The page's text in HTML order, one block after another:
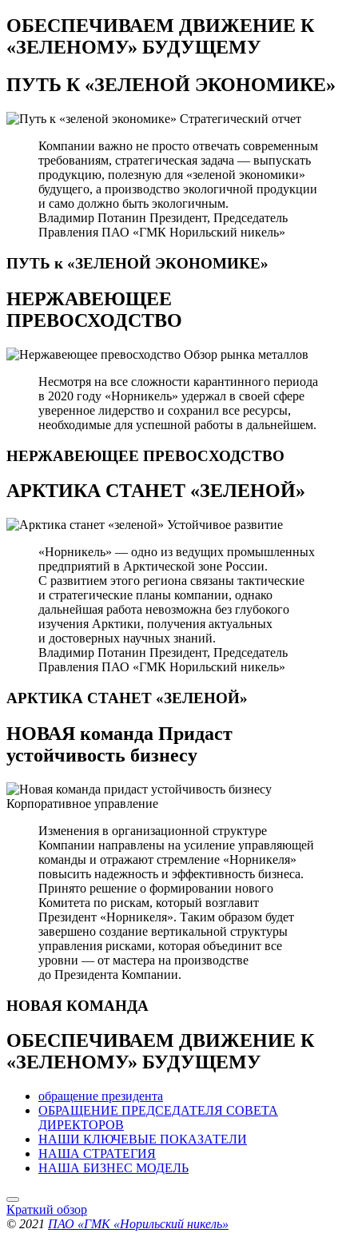
ОБЕСПЕЧИВАЕМ ДВИЖЕНИЕ К
«ЗЕЛЕНОМУ» БУДУЩЕМУ
ПУТЬ К«ЗЕЛЕНОЙ ЭКОНОМИКЕ»
Стратегический отчет
Компании важно не просто отвечать современным
требованиям, стратегическая задача — выпускать
продукцию, полезную для «зеленой экономики»
будущего, а производство экологичной продукции
и само должно быть экологичным.
Владимир Потанин Президент, Председатель
Правления ПАО «ГМК Норильский никель»
ПУТЬ к «ЗЕЛЕНОЙ ЭКОНОМИКЕ»
НЕРЖАВЕЮЩЕЕ
ПРЕВОСХОДСТВО
Обзор рынка металлов
Несмотря на все сложности карантинного периода
в 2020 году «Норникель» удержал в своей сфере
уверенное лидерство и сохранил все ресурсы,
необходимые для успешной работы в дальнейшем.
НЕРЖАВЕЮЩЕЕ ПРЕВОСХОДСТВО
АРКТИКА СТАНЕТ «ЗЕЛЕНОЙ»
Устойчивое развитие
«Норникель» — одно из ведущих промышленных
предприятий в Арктической зоне России.
С развитием этого региона связаны тактические
и стратегические планы компании, однако
дальнейшая работа невозможна без глубокого
изучения Арктики, получения актуальных
и достоверных научных знаний.
Владимир Потанин Президент, Председатель
Правления ПАО «ГМК Норильский никель»
АРКТИКА СТАНЕТ «ЗЕЛЕНОЙ»
НОВАЯ команда Придаст
устойчивость бизнесу
Корпоративное управление
Изменения в организационной структуре
Компании направлены на усиление управляющей
команды и отражают стремление «Норникеля»
повысить надежность и эффективность бизнеса.
Принято решение о формировании нового
Комитета по рискам, который возглавит
Президент «Норникеля». Таким образом будет
завершено создание вертикальной структуры
управления рисками, которая объединит все
уровни — от мастера на производстве
до Президента Компании.
НОВАЯ КОМАНДА
ОБЕСПЕЧИВАЕМ ДВИЖЕНИЕ К
«ЗЕЛЕНОМУ» БУДУЩЕМУ
обращение президента
ОБРАЩЕНИЕ ПРЕДСЕДАТЕЛЯ СОВЕТА
ДИРЕКТОРОВ
НАШИ КЛЮЧЕВЫЕ ПОКАЗАТЕЛИ
НАША СТРАТЕГИЯ
НАША БИЗНЕС МОДЕЛЬ
Краткий обзор
© 2021 ПАО «ГМК «Норильский никель»